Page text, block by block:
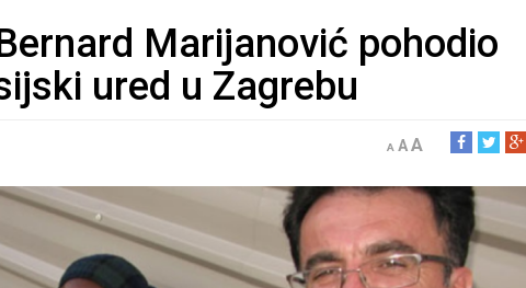
Marijanović pohodio
ured u Zagrebu
A AA